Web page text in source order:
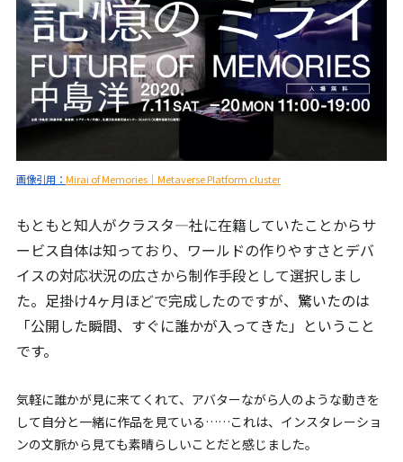
画像引用： Mirai of Memories｜Metaverse Platform cluster
もともと知人がクラスタ―社に在籍していたことからサ
ービス自体は知っており、ワールドの作りやすさとデバ
イスの対応状況の広さから制作手段として選択しまし
た。足掛け4ヶ月ほどで完成したのですが、 驚いたのは
「公開した瞬間、すぐに誰かが入ってきた」ということ
です。
気軽に誰かが見に来てくれて、アバターながら人のような動きを
して自分と一緒に作品を見ている……これは、インスタレーショ
ンの文脈から見ても素晴らしいことだと感じました。